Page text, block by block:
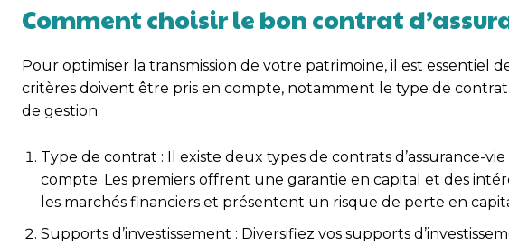
Comment choisir le bon contrat
Pour optimiser la transmission de votre patrimoine, il est essentiel
critères doivent être pris en compte, notamment le type de
de gestion.
Type de contrat : Il existe deux types de contrats d’assurance-
compte. Les premiers offrent une garantie en capital et des
les marchés financiers et présentent un risque de perte en
Supports d’investissement : Diversifiez vos supports